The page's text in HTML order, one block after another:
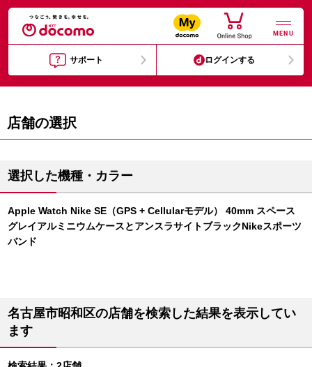
MENU
サポート ログインする
店舗の選択
選択した機種・カラー
Apple Watch Nike SE（GPS + Cellularモデル） 40mm スペース
グレイアルミニウムケースとアンスラサイトブラックNikeスポーツ
バンド
名古屋市昭和区の店舗を検索した結果を表示してい
ます